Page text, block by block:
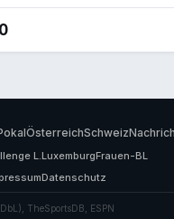
0
ÖsterreichSchweiz
L.LuxemburgFrauen-BL
Datenschutz
TheSportsDB, ESPN